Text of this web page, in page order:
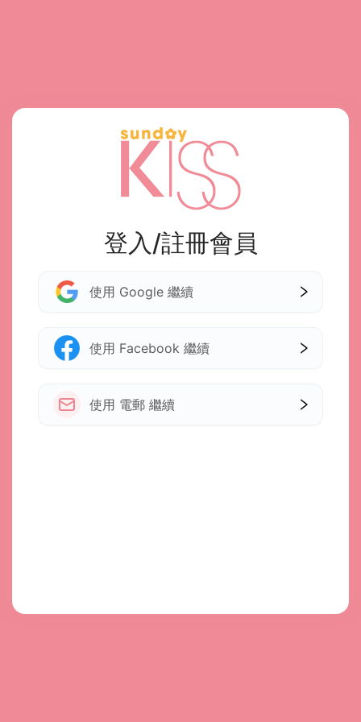
登入/註冊會員
使用 Google 繼續
使用 Facebook 繼續
使用 電郵 繼續